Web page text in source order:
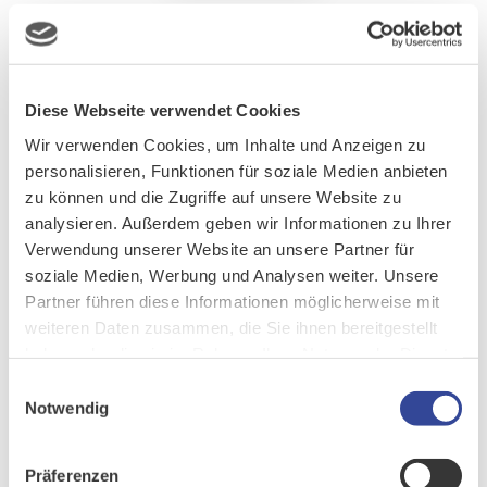
Diese Webseite verwendet Cookies
Wir verwenden Cookies, um Inhalte und Anzeigen zu
personalisieren, Funktionen für soziale Medien anbieten
zu können und die Zugriffe auf unsere Website zu
analysieren. Außerdem geben wir Informationen zu Ihrer
Verwendung unserer Website an unsere Partner für
soziale Medien, Werbung und Analysen weiter. Unsere
Partner führen diese Informationen möglicherweise mit
weiteren Daten zusammen, die Sie ihnen bereitgestellt
Notwendig
Präferenzen
Datenschutzerklärung
(login.cursor.de)
Diese Datenschutzerklärung informiert Sie als Besucher unserer
Website über Art, Umfang und Zweck der von uns erhobenen,
genutzten und verarbeiteten personenbezogenen Daten. Ferner
werden Sie über die Ihnen zustehenden Rechte aufgeklärt. Den
unterschiedlichen Geschäftsbereichen entsprechend, hat die
CURSOR Software AG verschiedene Seiten im Internet
veröffentlicht. Die Internetseiten der CURSOR Software AG
unterscheiden sich in der Art der Inhalte und in der Art eventuell
angebotener Dienste. Wir verwenden im Folgenden die Kurzform
Unternehmen. Die Verwendung der Kurzform CURSOR ist keine